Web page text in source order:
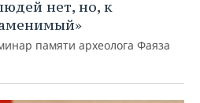
нет, но, к
памяти археолога Фаяза